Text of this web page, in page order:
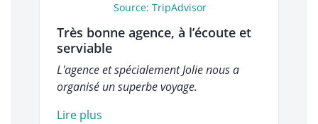
Source: TripAdvisor
Très bonne agence, à l’écoute et
serviable
L'agence et spécialement Jolie nous a
organisé un superbe voyage.
Lire plus